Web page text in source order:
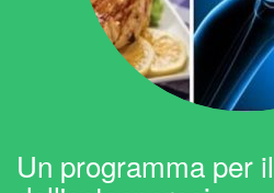
Un programma per